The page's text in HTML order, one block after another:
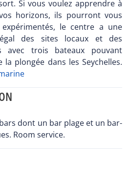
Si vous voulez apprendre à
horizons, ils pourront vous
le centre a une
des sites locaux et des
avec trois bateaux pouvant
plongée dans les Seychelles.
dont un bar plage et un bar-
Room service.